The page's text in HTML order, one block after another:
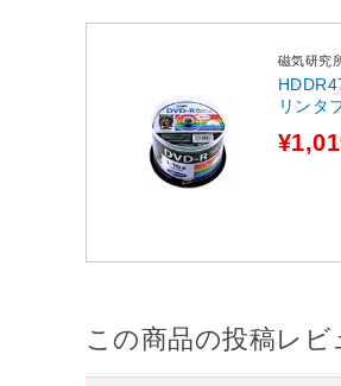
磁気研究
リンタ
この商品の投稿レビ